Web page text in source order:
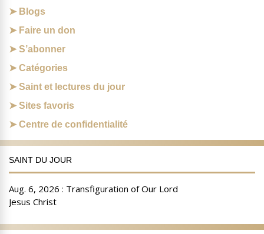
Blogs
Faire un don
S’abonner
Catégories
Saint et lectures du jour
Sites favoris
Centre de confidentialité
SAINT DU JOUR